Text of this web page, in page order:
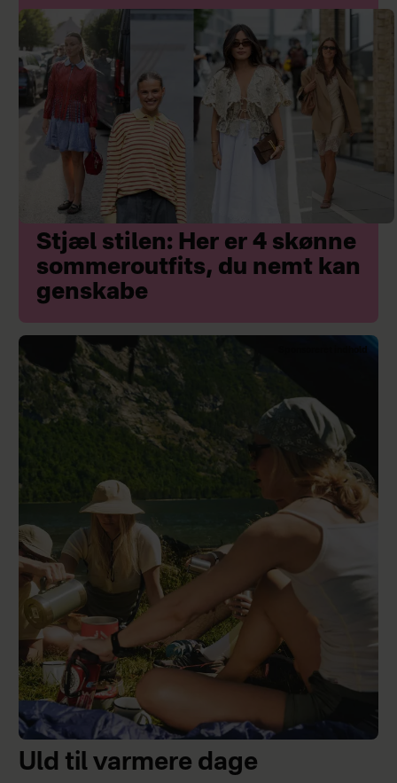
Stjæl stilen: Her er 4 skønne
sommeroutfits, du nemt kan
genskabe
Uld til varmere dage